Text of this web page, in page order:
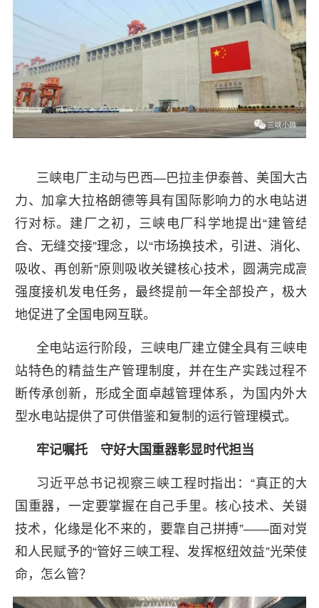
三峡电厂主动与巴西—巴拉圭伊泰普、美国大古
力、加拿大拉格朗德等具有国际影响力的水电站进
行对标。建厂之初，三峡电厂科学地提出“建管结
合、无缝交接”理念，以“市场换技术，引进、消化、
吸收、再创新”原则吸收关键核心技术，圆满完成高
强度接机发电任务，最终提前一年全部投产，极大
地促进了全国电网互联。
全电站运行阶段，三峡电厂建立健全具有三峡电
站特色的精益生产管理制度，并在生产实践过程不
断传承创新，形成全面卓越管理体系，为国内外大
型水电站提供了可供借鉴和复制的运行管理模式。
牢记嘱托 守好大国重器彰显时代担当
习近平总书记视察三峡工程时指出：“真正的大
国重器，一定要掌握在自己手里。核心技术、关键
技术，化缘是化不来的，要靠自己拼搏”——面对党
和人民赋予的“管好三峡工程、发挥枢纽效益”光荣使
命，怎么管？